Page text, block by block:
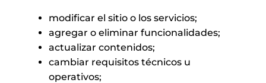
modificar el sitio o los servicios;
agregar o eliminar funcionalidades;
actualizar contenidos;
cambiar requisitos técnicos u
operativos;